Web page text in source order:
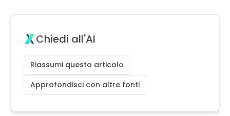
Chiedi all'AI
Riassumi questo articolo
Approfondisci con altre fonti